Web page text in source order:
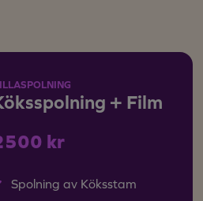
+ Film
kr
Spolning av Köksstam